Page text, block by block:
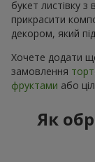
букет листівку
прикрасити
декором, який
Хочете додати
замовлення
фруктами або
Як